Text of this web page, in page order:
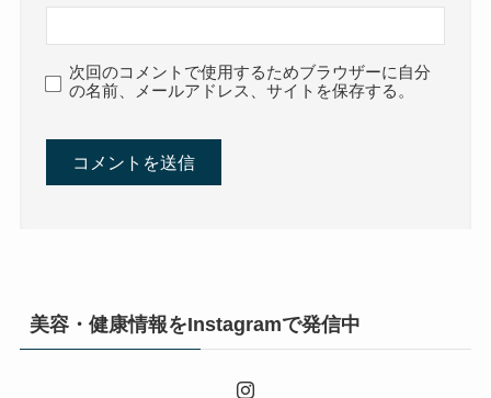
次回のコメントで使用するためブラウザーに自分
の名前、メールアドレス、サイトを保存する。
美容・健康情報をInstagramで発信中